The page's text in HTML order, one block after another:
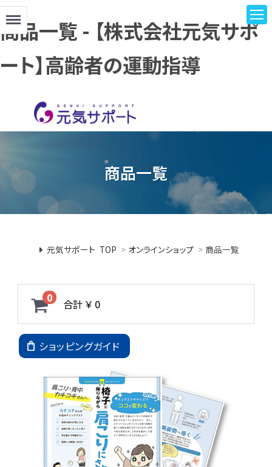
商品一覧 - 【株式会社元気サポ
ート】高齢者の運動指導
商品一覧
元気サポート TOP > オンラインショップ > 商品一覧
0 合計 ￥ 0
Menu
ショッピングガイド